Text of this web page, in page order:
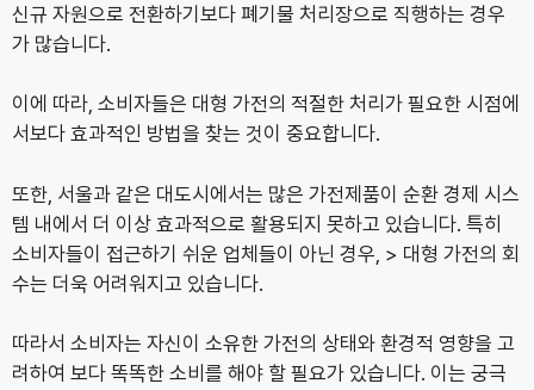
신규 자원으로 전환하기보다 폐기물 처리장으로 직행하는 경우
가 많습니다.
이에 따라, 소비자들은 대형 가전의 적절한 처리가 필요한 시점에
서보다 효과적인 방법을 찾는 것이 중요합니다.
또한, 서울과 같은 대도시에서는 많은 가전제품이 순환 경제 시스
템 내에서 더 이상 효과적으로 활용되지 못하고 있습니다. 특히
소비자들이 접근하기 쉬운 업체들이 아닌 경우, > 대형 가전의 회
수는 더욱 어려워지고 있습니다.
따라서 소비자는 자신이 소유한 가전의 상태와 환경적 영향을 고
려하여 보다 똑똑한 소비를 해야 할 필요가 있습니다. 이는 궁극